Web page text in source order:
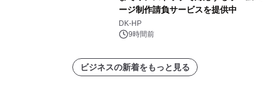
ージ制作請負サービスを提供中
DK-HP
9時間前
ビジネスの新着をもっと見る